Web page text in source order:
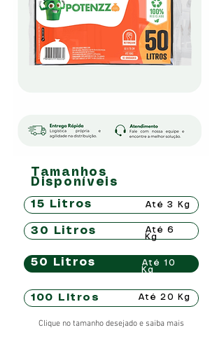
Tamanhos
Disponíveis
15 Litros Até 3 Kg
30 Litros Até 6
Kg
50 Litros Até 10
Kg
100 Litros Até 20 Kg
Clique no tamanho desejado e saiba mais